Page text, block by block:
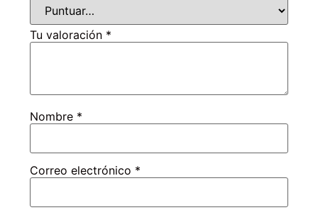
Tu valoración *
Nombre *
Correo electrónico *